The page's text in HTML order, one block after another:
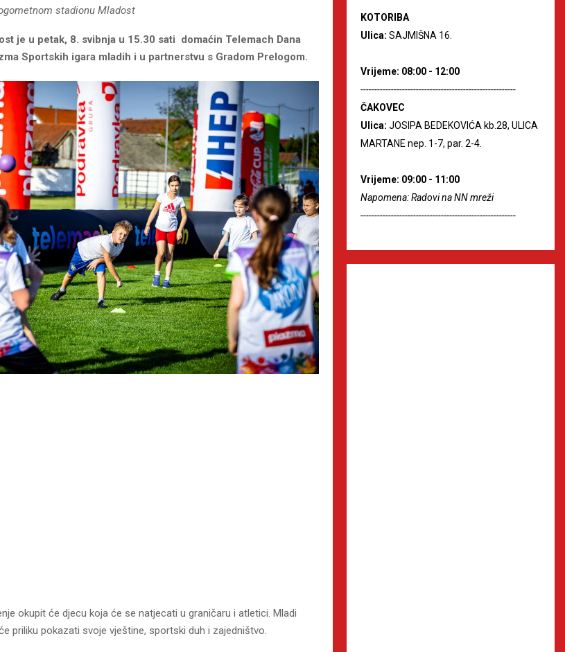
stadionu Mladost
je u petak, 8. svibnja u 15.30 sati domaćin Telemach Dana
Sportskih igara mladih i u partnerstvu s Gradom Prelogom.
okupit će djecu koja će se natjecati u graničaru i atletici. Mladi
priliku pokazati svoje vještine, sportski duh i zajedništvo.
KOTORIBA
Ulica: SAJMIŠNA 16.
Vrijeme: 08:00 - 12:00
--------------------------------------------------------
ČAKOVEC
Ulica: JOSIPA BEDEKOVIĆA kb.28, ULICA
MARTANE nep. 1-7, par. 2-4.
Vrijeme: 09:00 - 11:00
Napomena: Radovi na NN mreži
--------------------------------------------------------